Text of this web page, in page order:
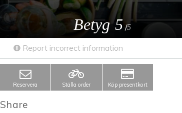
Betyg 5 /5
Report incorrect information
Reservera Ställa order Köp presentkort
Share